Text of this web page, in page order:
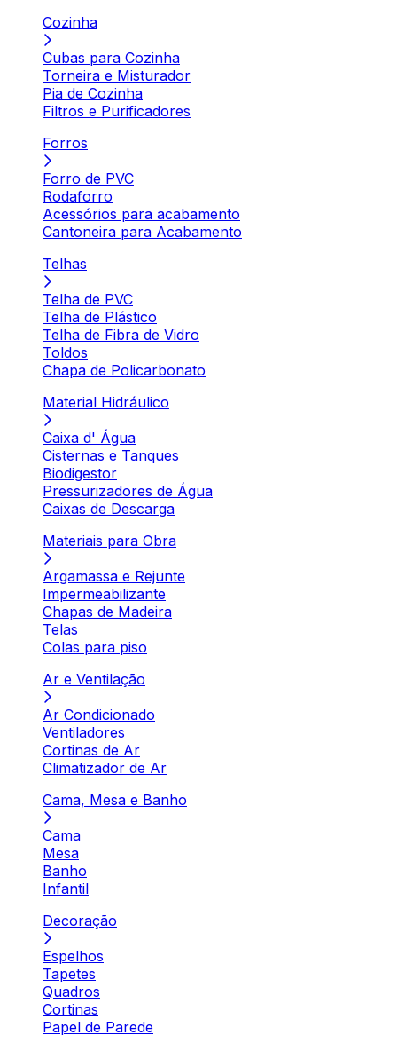
Cozinha
Cubas para Cozinha
Torneira e Misturador
Pia de Cozinha
Filtros e Purificadores
Forros
Forro de PVC
Rodaforro
Acessórios para acabamento
Cantoneira para Acabamento
Telhas
Telha de PVC
Telha de Plástico
Telha de Fibra de Vidro
Toldos
Chapa de Policarbonato
Material Hidráulico
Caixa d' Água
Cisternas e Tanques
Biodigestor
Pressurizadores de Água
Caixas de Descarga
Materiais para Obra
Argamassa e Rejunte
Impermeabilizante
Chapas de Madeira
Telas
Colas para piso
Ar e Ventilação
Ar Condicionado
Ventiladores
Cortinas de Ar
Climatizador de Ar
Cama, Mesa e Banho
Cama
Mesa
Banho
Infantil
Decoração
Espelhos
Tapetes
Quadros
Cortinas
Papel de Parede